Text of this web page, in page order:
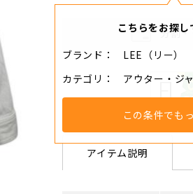
こちらをお探し
ブランド
LEE（リー）
カテゴリ
アウター・ジ
この条件でも
分割
アイテム説明